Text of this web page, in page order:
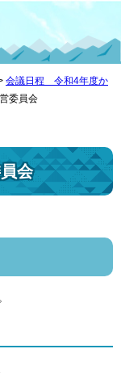
会議日程 令和4年度か
委員会
会